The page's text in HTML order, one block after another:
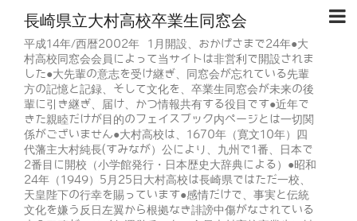
長崎県立大村高校卒業生同窓会
平成14年/西暦2002年 1月開設、おかげさまで24年●大
村高校同窓会会員によって当サイトは非営利で開設されま
した●大先輩の意志を受け継ぎ、同窓会が忘れている先輩
方の記憶と記録、そして文化を、卒業生同窓会が未来の後
輩に引き継ぎ、届け、かつ情報共有する役目です●近年で
きた親睦だけが目的のフェイスブック内ページとは一切関
係がございません●大村高校は、1670年（寛文10年）四
代藩主大村純長(すみなが）公により、九州で1番、日本で
2番目に開校（小学館発行・日本歴史大辞典による）●昭和
24年（1949）5月25日大村高校は長崎県ではただ一校、
天皇陛下の行幸を賜っています●感情だけで、事実と伝統
文化を嫌う反日左翼から根拠なき誹謗中傷がなされている